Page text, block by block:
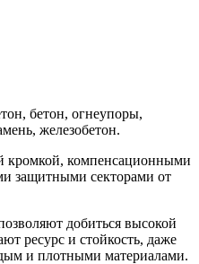
бетон, огнеупоры,
железобетон.
кромкой, компенсационными
защитными секторами от
добиться высокой
ресурс и стойкость, даже
и плотными материалами.